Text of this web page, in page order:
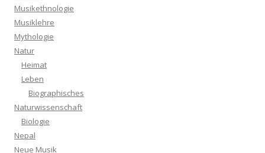
Musikethnologie
Musiklehre
Mythologie
Natur
Heimat
Leben
Biographisches
Naturwissenschaft
Biologie
Nepal
Neue Musik